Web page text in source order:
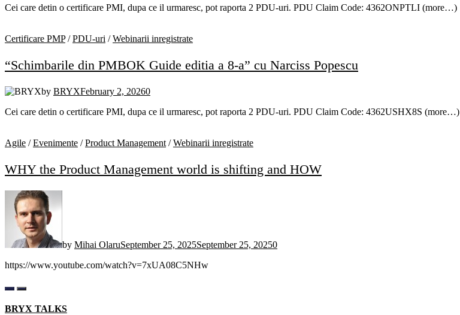
Cei care detin o certificare PMI, dupa ce il urmaresc, pot raporta 2 PDU-uri. PDU Claim Code: 4362ONPTLI (more…)
Certificare PMP/PDU-uri /Webinarii inregistrate
“Schimbarile din PMBOK Guide editia a 8-a” cu Narciss Popescu
by BRYXFebruary 2, 20260
Cei care detin o certificare PMI, dupa ce il urmaresc, pot raporta 2 PDU-uri. PDU Claim Code: 4362USHX8S (more…)
Agile /Evenimente /Product Management /Webinarii inregistrate
WHY the Product Management world is shifting and HOW
by Mihai OlaruSeptember 25, 2025September 25, 20250
https://www.youtube.com/watch?v=7xUA08C5NHw
BRYX TALKS